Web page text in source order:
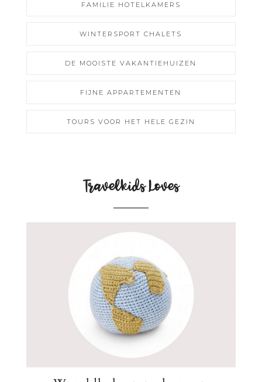
FAMILIE HOTELKAMERS
WINTERSPORT CHALETS
DE MOOISTE VAKANTIEHUIZEN
FIJNE APPARTEMENTEN
TOURS VOOR HET HELE GEZIN
Travelkids Loves